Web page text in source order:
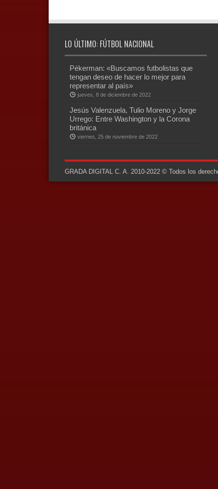
LO ÚLTIMO: FÚTBOL NACIONAL
Pékerman: «Buscamos futbolistas que
tengan deseo de hacer lo mejor para
representar al país»
jueves, 8 de diciembre de 2022
Jesús Valenzuela, Tulio Moreno y Jorge
Urrego: Entre Washington y la Corona
británica
viernes, 25 de noviembre de 2022
GRADA DIGITAL C. A. 2010-2022 © Todos los